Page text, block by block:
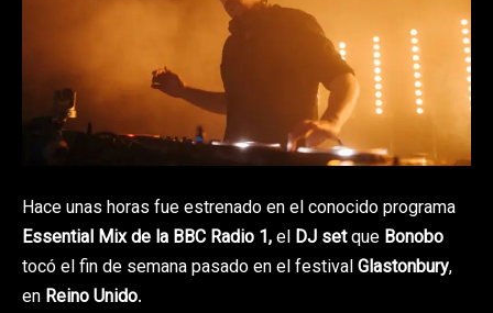
Hace unas horas fue estrenado en el conocido programa
Essential Mix de la BBC Radio 1,el DJ setque Bonobo
tocó el fin de semana pasado en el festivalGlastonbury,
en Reino Unido.